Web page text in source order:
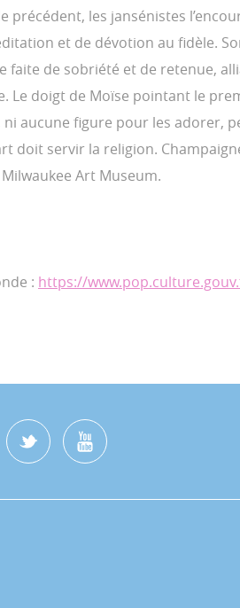
précédent, les jansénistes
et de dévotion au fidèle.
faite de sobriété et de retenue,
Le doigt de Moïse pointant le
ni aucune figure pour les adorer,
doit servir la religion.
Art Museum.
: https://